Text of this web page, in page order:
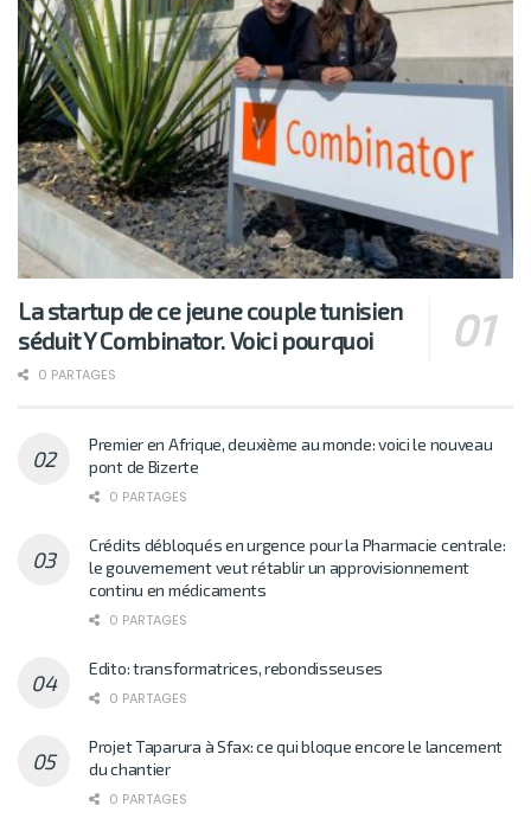
La startup de ce jeune couple tunisien
séduit Y Combinator. Voici pourquoi
0 PARTAGES
Premier en Afrique, deuxième au monde: voici le nouveau
pont de Bizerte
0 PARTAGES
Crédits débloqués en urgence pour la Pharmacie centrale:
le gouvernement veut rétablir un approvisionnement
continu en médicaments
0 PARTAGES
Edito: transformatrices, rebondisseuses
0 PARTAGES
Projet Taparura à Sfax: ce qui bloque encore le lancement
du chantier
0 PARTAGES